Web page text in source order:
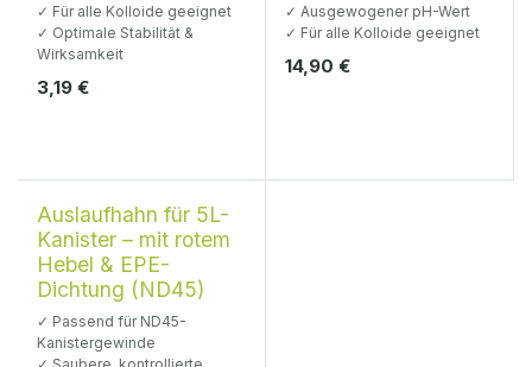
✓ Für alle Kolloide geeignet
✓ Optimale Stabilität &
Wirksamkeit
3,19 €
✓ Ausgewogener pH-Wert
✓ Für alle Kolloide geeignet
14,90 €
Auslaufhahn für 5L-
Kanister – mit rotem
Hebel & EPE-
Dichtung (ND45)
✓ Passend für ND45-
Kanistergewinde